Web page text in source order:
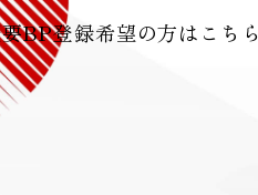
BP登録希望の方はこちら